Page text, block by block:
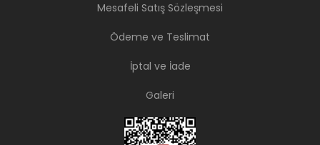
Mesafeli Satış Sözleşmesi
Ödeme ve Teslimat
İptal ve İade
Galeri